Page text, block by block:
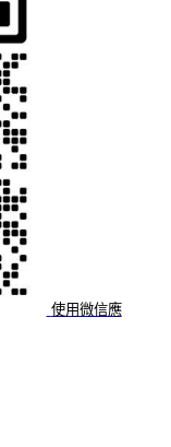
使用微信應